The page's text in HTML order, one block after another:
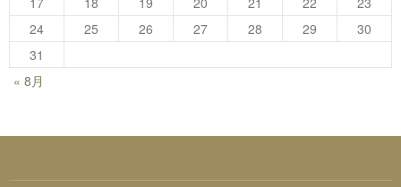
24
25 26 27 28 29
30
31
« 8月